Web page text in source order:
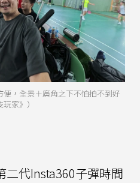
便，全景＋廣角之下不怕拍不到好
家》）
代Insta360子彈時間